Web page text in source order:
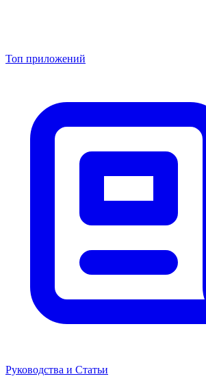
Топ приложений
Руководства и Статьи